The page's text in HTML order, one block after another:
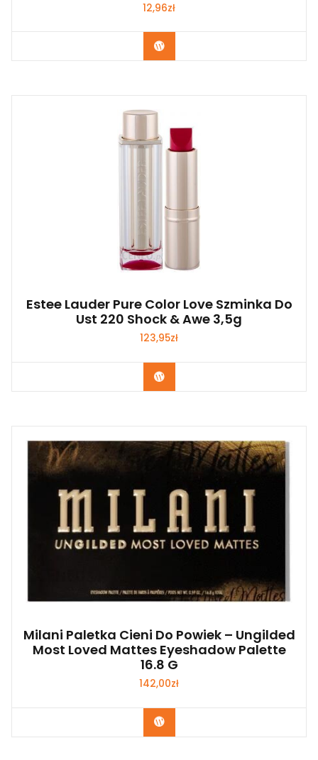
12,96zł
Zobacz
Estee Lauder Pure Color Love Szminka Do
Ust 220 Shock & Awe 3,5g
123,95zł
Zobacz
Milani Paletka Cieni Do Powiek – Ungilded
Most Loved Mattes Eyeshadow Palette
16.8 G
142,00zł
Zobacz